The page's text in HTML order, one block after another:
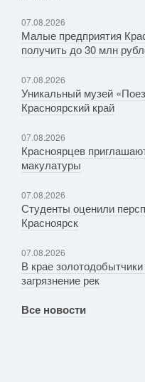
07.08.2026
Малые предприятия
получить до 30 млн
07.08.2026
Уникальный музей
Красноярский край
07.08.2026
Красноярцев
макулатуры
07.08.2026
Студенты оценили
Красноярск
07.08.2026
В крае
загрязнение рек
Все новости